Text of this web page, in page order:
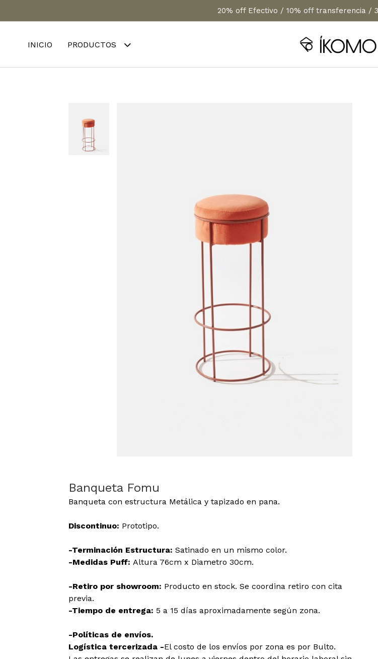
20% off Efectivo / 10% off transferencia /
INICIO PRODUCTOS
Banqueta Fomu
Banqueta con estructura Metálica y tapizado en pana.
Discontinuo: Prototipo.
-Terminación Estructura: Satinado en un mismo color.
-Medidas Puff: Altura 76cm x Diametro 30cm.
-Retiro por showroom: Producto en stock. Se coordina retiro con cita
previa.
-Tiempo de entrega: 5 a 15 días aproximadamente según zona.
-Políticas de envíos.
Logística tercerizada -El costo de los envíos por zona es por Bulto.